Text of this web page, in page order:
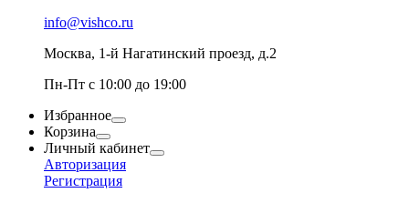
info@vishco.ru
Москва, 1-й Нагатинский проезд, д.2
Пн-Пт с 10:00 до 19:00
Избранное
Корзина
Личный кабинет
Авторизация
Регистрация